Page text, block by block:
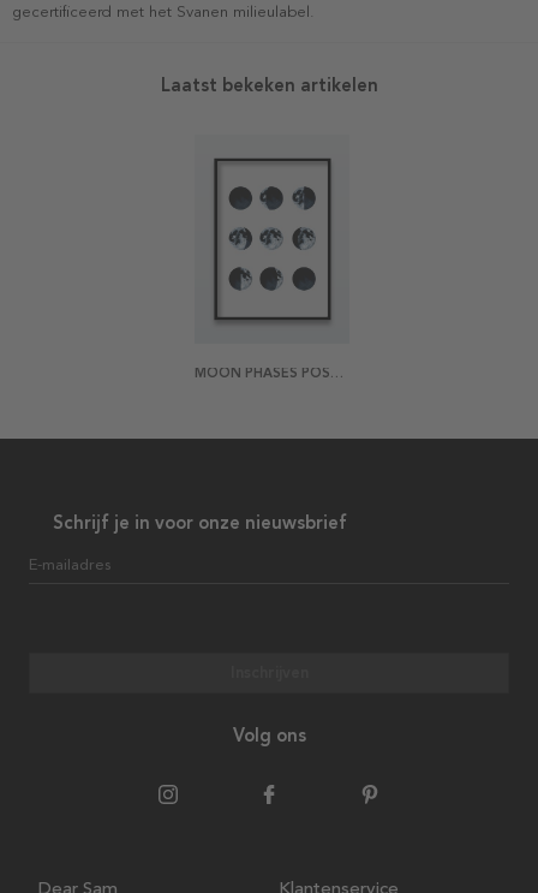
gecertificeerd met het Svanen milieulabel.
Laatst bekeken artikelen
MOON PHASES POSTER
Schrijf je in voor onze nieuwsbrief
E-mailadres
Volg ons
Dear Sam Klantenservice